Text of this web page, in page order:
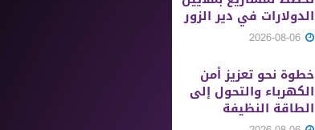
الدولارات في دير الزور
خطوة نحو تعزيز أمن
الكهرباء والتحول إلى
الطاقة النظيفة